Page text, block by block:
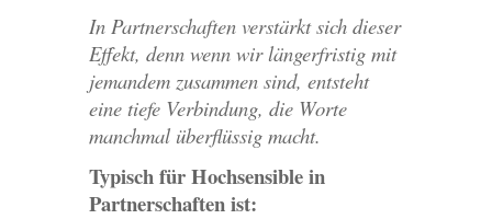
In Partnerschaften verstärkt sich dieser
Effekt, denn wenn wir längerfristig mit
jemandem zusammen sind, entsteht
eine tiefe Verbindung, die Worte
manchmal überflüssig macht.
Typisch für Hochsensible in
Partnerschaften ist: